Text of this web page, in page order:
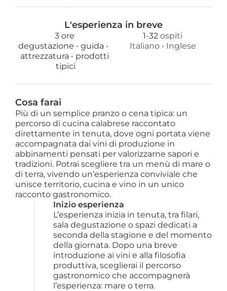
L'esperienza in breve
3 ore 1-32 ospiti
degustazione • guida •
attrezzatura • prodotti
tipici
Italiano • Inglese
Cosa farai
Più di un semplice pranzo o cena tipica: un
percorso di cucina calabrese raccontato
direttamente in tenuta, dove ogni portata viene
accompagnata dai vini di produzione in
abbinamenti pensati per valorizzarne sapori e
tradizioni. Potrai scegliere tra un menù di mare o
di terra, vivendo un’esperienza conviviale che
unisce territorio, cucina e vino in un unico
racconto gastronomico.
Inizio esperienza
L’esperienza inizia in tenuta, tra filari,
sala degustazione o spazi dedicati a
seconda della stagione e del momento
della giornata. Dopo una breve
introduzione ai vini e alla filosofia
produttiva, sceglierai il percorso
gastronomico che accompagnerà
l’esperienza: mare o terra.